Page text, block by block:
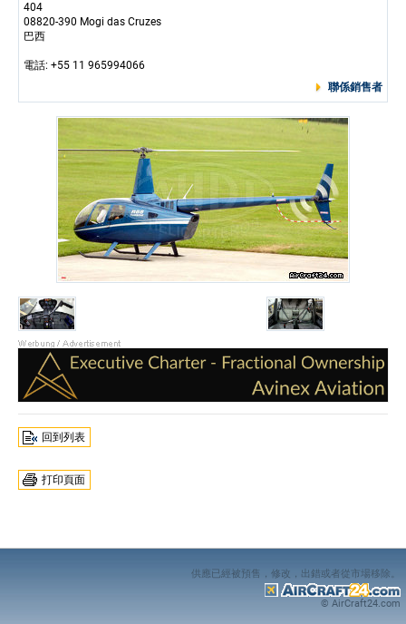
404
08820-390 Mogi das Cruzes
巴西
電話: +55 11 965994066
聯係銷售者
回到列表
打印頁面
供應已經被預售，修改，出錯或者從市場移除。
© AirCraft24.com